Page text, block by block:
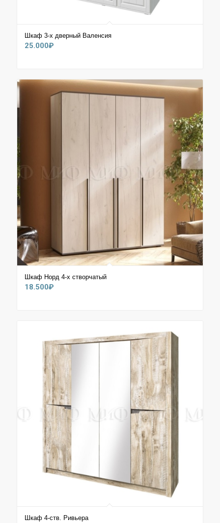
Шкаф 3-х дверный Валенсия
25.000₽
Шкаф Норд 4-х створчатый
18.500₽
Шкаф 4-ств. Ривьера